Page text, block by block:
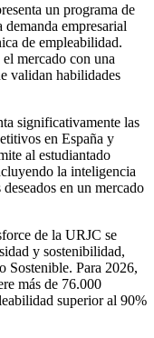
un programa de
empresarial
de empleabilidad.
mercado con una
validan habilidades
significativamente las
en España y
al estudiantado
la inteligencia
en un mercado
de la URJC se
y sostenibilidad,
Sostenible. Para 2026,
más de 76.000
superior al 90%